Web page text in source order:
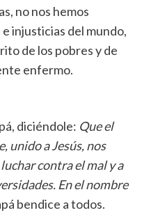
no nos hemos
injusticias del mundo,
de los pobres y de
enfermo.
diciéndole: Que el
unido a Jesús, nos
contra el mal y a
En el nombre
bendice a todos.